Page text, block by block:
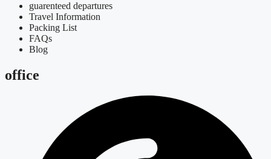
guarenteed departures
Travel Information
Packing List
FAQs
Blog
office